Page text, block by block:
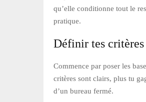
qu’elle conditionne tout le
pratique.
Définir tes
Commence par poser les
critères sont clairs, plus tu
d’un bureau fermé.